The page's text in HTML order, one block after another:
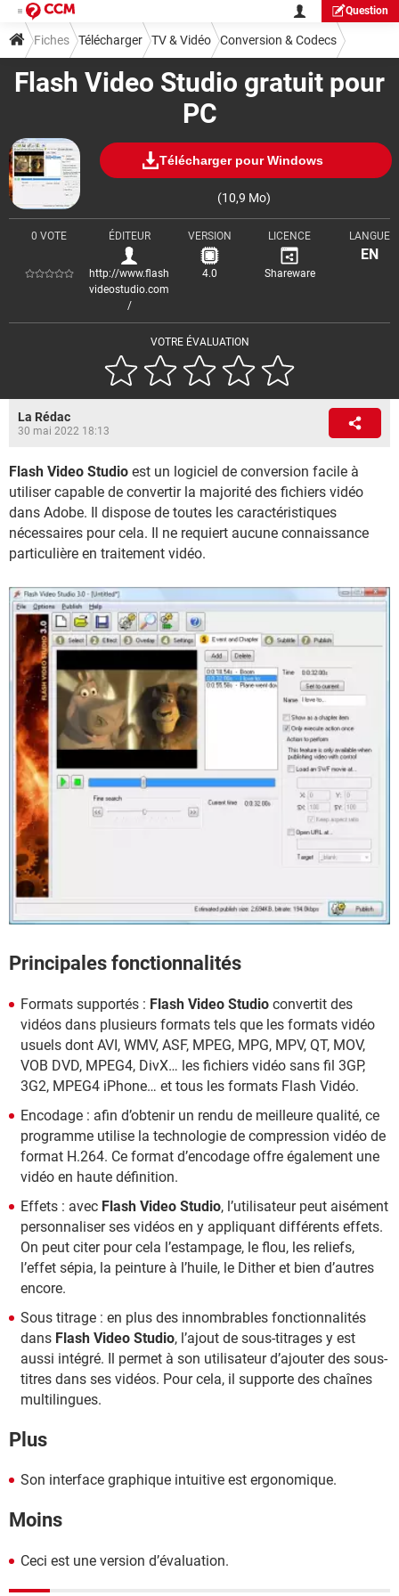
Question
Flash Video Studio gratuit pour
PC
Télécharger pour Windows
(10,9 Mo)
VOTRE ÉVALUATION
0 VOTE ÉDITEUR
http://www.flash
videostudio.com
/
VERSION
4.0
LICENCE
Shareware
LANGUE
EN
Fiches Télécharger TV & Vidéo Conversion & Codecs
La Rédac
30 mai 2022 18:13
Flash Video Studio est un logiciel de conversion facile à
utiliser capable de convertir la majorité des fichiers vidéo
dans Adobe. Il dispose de toutes les caractéristiques
nécessaires pour cela. Il ne requiert aucune connaissance
particulière en traitement vidéo.
Principales fonctionnalités
Formats supportés : Flash Video Studio convertit des
vidéos dans plusieurs formats tels que les formats vidéo
usuels dont AVI, WMV, ASF, MPEG, MPG, MPV, QT, MOV,
VOB DVD, MPEG4, DivX… les fichiers vidéo sans fil 3GP,
3G2, MPEG4 iPhone… et tous les formats Flash Vidéo.
Encodage : afin d’obtenir un rendu de meilleure qualité, ce
programme utilise la technologie de compression vidéo de
format H.264. Ce format d’encodage offre également une
vidéo en haute définition.
Effets : avec Flash Video Studio, l’utilisateur peut aisément
personnaliser ses vidéos en y appliquant différents effets.
On peut citer pour cela l’estampage, le flou, les reliefs,
l’effet sépia, la peinture à l’huile, le Dither et bien d’autres
encore.
Sous titrage : en plus des innombrables fonctionnalités
dans Flash Video Studio, l’ajout de sous-titrages y est
aussi intégré. Il permet à son utilisateur d’ajouter des sous-
titres dans ses vidéos. Pour cela, il supporte des chaînes
multilingues.
Plus
Son interface graphique intuitive est ergonomique.
Moins
Ceci est une version d’évaluation.